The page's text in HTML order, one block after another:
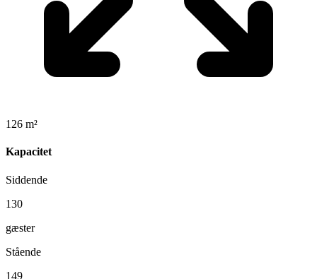
126 m²
Kapacitet
Siddende
130
gæster
Stående
149